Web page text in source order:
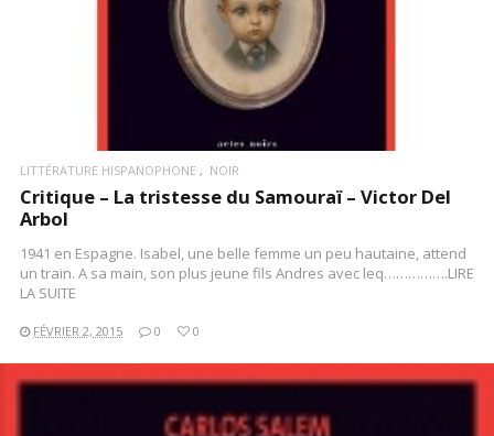
LITTÉRATURE HISPANOPHONE NOIR
Critique – La tristesse du Samouraï – Victor Del
Arbol
1941 en Espagne. Isabel, une belle femme un peu hautaine, attend
un train. A sa main, son plus jeune fils Andres avec leq…………….LIRE
LA SUITE
FÉVRIER 2, 2015 0 0